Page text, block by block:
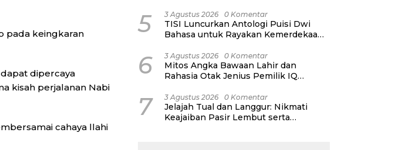
pada keingkaran
dipercaya
kisah perjalanan Nabi
cahaya llahi
5 3 Agustus 2026 0 Komentar
TISI Luncurkan Antologi Puisi Dwi
Bahasa untuk Rayakan Kemerdekaan
6 3 Agustus 2026 0 Komentar
Mitos Angka Bawaan Lahir dan
Rahasia Otak Jenius Pemilik IQ
7 3 Agustus 2026 0 Komentar
Jelajah Tual dan Langgur: Nikmati
Keajaiban Pasir Lembut serta